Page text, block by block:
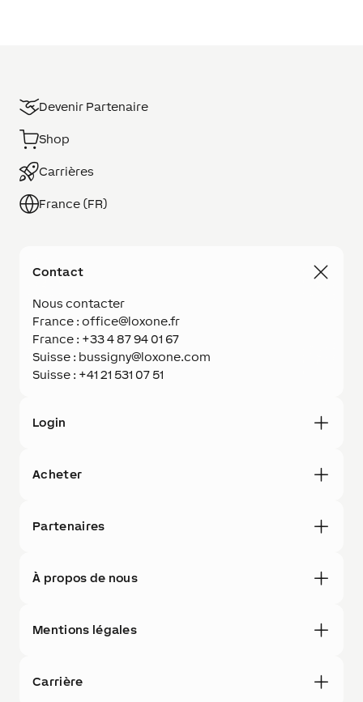
Devenir Partenaire
Shop
Carrières
France (FR)
Contact
Nous contacter
France : office@loxone.fr
France : +33 4 87 94 01 67
Suisse : bussigny@loxone.com
Suisse : +41 21 531 07 51
Login
Acheter
Partenaires
À propos de nous
Mentions légales
Carrière